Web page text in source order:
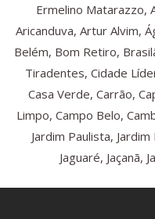
Ermelino Matarazzo,
Aricanduva, Artur Alvim,
Belém, Bom Retiro,
Tiradentes, Cidade
Casa Verde, Carrão,
Limpo, Campo Belo,
Jardim Paulista,
Jaguaré, Jaçanã,